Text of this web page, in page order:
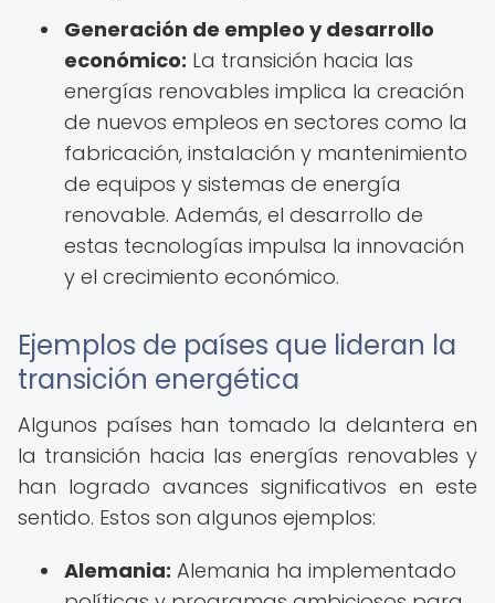
Generación de empleo y desarrollo
económico: La transición hacia las
energías renovables implica la creación
de nuevos empleos en sectores como la
fabricación, instalación y mantenimiento
de equipos y sistemas de energía
renovable. Además, el desarrollo de
estas tecnologías impulsa la innovación
y el crecimiento económico.
Ejemplos de países que lideran la
transición energética
Algunos países han tomado la delantera en
la transición hacia las energías renovables y
han logrado avances significativos en este
sentido. Estos son algunos ejemplos:
Alemania: Alemania ha implementado